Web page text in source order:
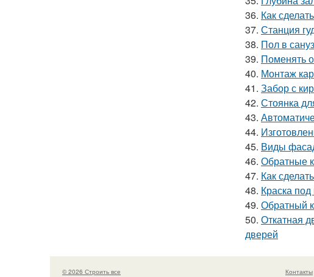
36. Как
37. Станция
38. Пол в
39. Поменять
40. Монтаж
41. Забор с
42. Стоянка
43.
44.
45. Виды
46. Обратные
47. Как
48. Краска под
49. Обратный
50. Откатная
дверей
© 2026 Строить все Контакты